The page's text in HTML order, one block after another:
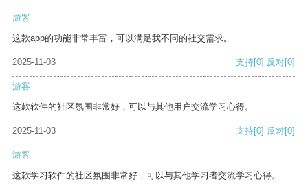
游客
这款app的功能非常丰富，可以满足我不同的社交需求。
2025-11-03 支持[0] 反对[0]
游客
这款软件的社区氛围非常好，可以与其他用户交流学习心得。
2025-11-03 支持[0] 反对[0]
游客
这款学习软件的社区氛围非常好，可以与其他学习者交流学习心得。